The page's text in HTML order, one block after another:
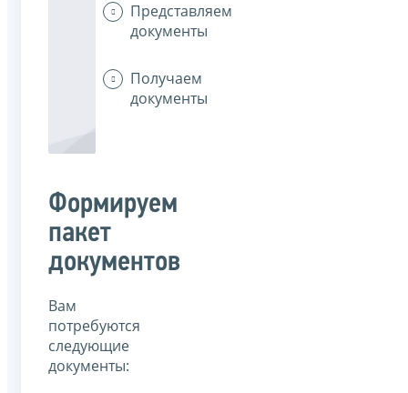
Представляем
документы
Получаем
документы
Формируем
пакет
документов
Вам
потребуются
следующие
документы: